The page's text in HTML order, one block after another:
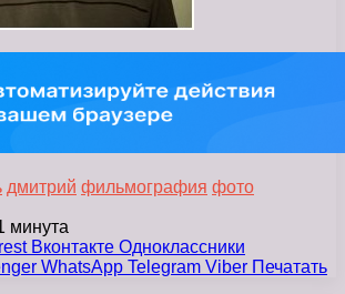
дмитрий фильмография фото
минута
Вконтакте Одноклассники
WhatsApp Telegram Viber Печатать